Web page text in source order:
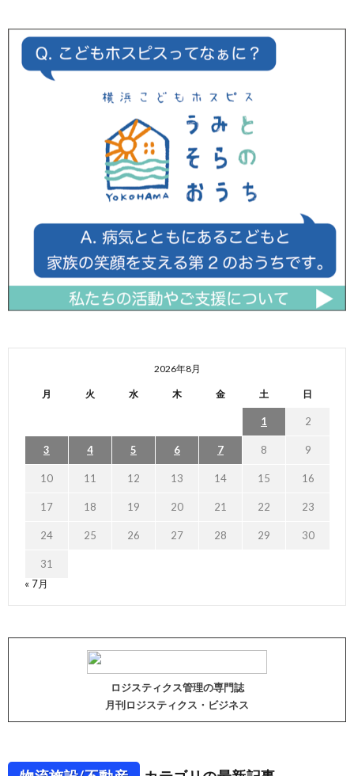
2026年8月
月 火 水 木 金 土 日
1 2
3 4 5 6 7 8 9
10 11 12 13 14 15 16
17 18 19 20 21 22 23
24 25 26 27 28 29 30
31
« 7月
ロジスティクス管理の専門誌
月刊ロジスティクス・ビジネス